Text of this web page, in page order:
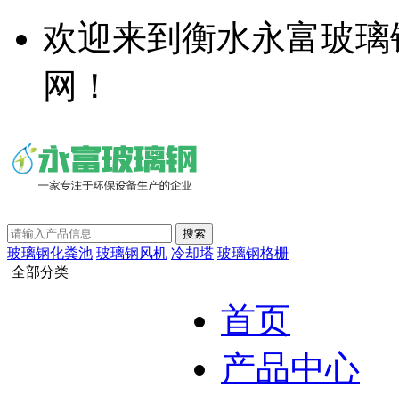
欢迎来到衡水永富玻
网！
玻璃钢化粪池 玻璃钢风机 冷却塔 玻璃钢格栅
全部分类
首页
产品中心